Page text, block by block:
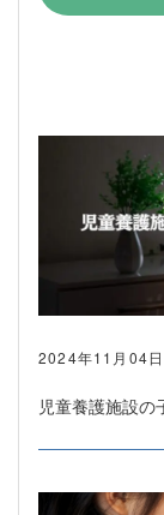
2024年11月04日
児童養護施設の